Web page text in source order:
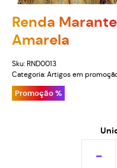
Renda
Amarela
Sku: RND0013
Categoria: Artigos em
Promoção %